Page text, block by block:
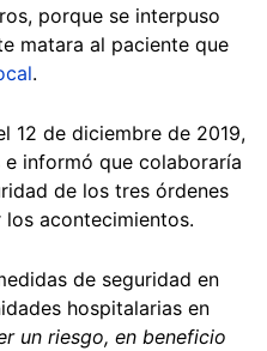
porque se interpuso
matara al paciente que
.
12 de diciembre de 2019,
e informó que colaboraría
de los tres órdenes
acontecimientos.
de seguridad en
hospitalarias en
un riesgo, en beneficio